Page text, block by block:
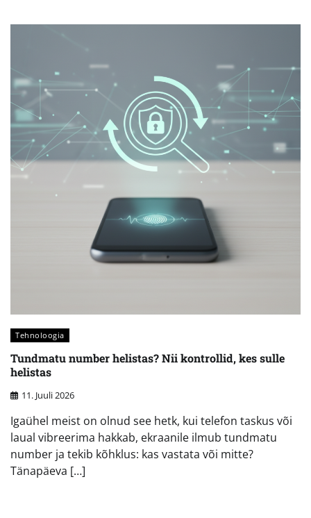
Tehnoloogia
Tundmatu number helistas? Nii kontrollid, kes sulle
helistas
11. Juuli 2026
Igaühel meist on olnud see hetk, kui telefon taskus või
laual vibreerima hakkab, ekraanile ilmub tundmatu
number ja tekib kõhklus: kas vastata või mitte?
Tänapäeva […]